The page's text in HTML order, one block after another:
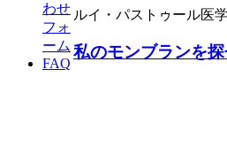
わせ
フォ
ーム
FAQ
ルイ・パストゥール医
私のモンブランを